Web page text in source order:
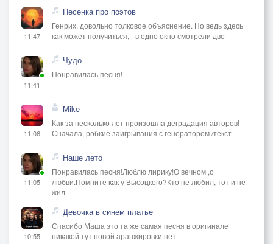
11:47
Песенка про поэтов
Генрих, довольно толковое объяснение. Но ведь здесь
как может получиться, - в одно окно смотрели дво
11:41
Чудо
Понравилась песня!
11:06
Mike
Как за несколько лет произошла деградация авторов!
Сначала, робкие заигрывания с генератором /текст
11:05
Наше лето
Понравилась песня!Люблю лирику!О вечном ,о
любви.Помните как у Высоцкого?Кто не любил, тот и не
жил
10:55
Девочка в синем платье
Спасибо Маша это та же самая песня в оригинале
никакой тут новой аранжировки нет